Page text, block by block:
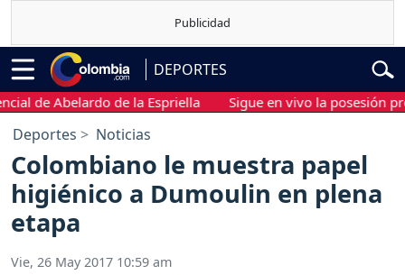
DEPORTES
de Abelardo de la Espriella Sigue en vivo la posesión
Deportes Noticias
Colombiano le muestra papel
higiénico a Dumoulin en plena
etapa
Vie, 26 May 2017 10:59 am